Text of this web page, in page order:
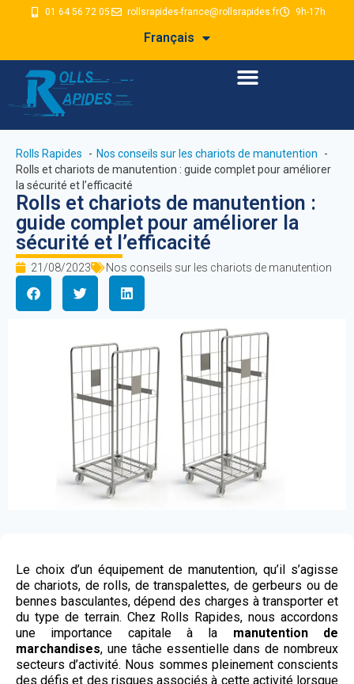
01 64 56 72 05 rollsrapides-france@rollsrapides.fr 9h-17h
Français
Rolls Rapides
Nos conseils sur les chariots de manutention
Rolls et chariots de manutention : guide complet pour améliorer
la sécurité et l’efficacité
Rolls et chariots de manutention :
guide complet pour améliorer la
sécurité et l’efficacité
21/08/2023 Nos conseils sur les chariots de manutention
Le choix d’un équipement de manutention, qu’il s’agisse
de chariots, de rolls, de transpalettes, de gerbeurs ou de
bennes basculantes, dépend des charges à transporter et
du type de terrain. Chez Rolls Rapides, nous accordons
une importance capitale à la manutention de
marchandises, une tâche essentielle dans de nombreux
secteurs d’activité. Nous sommes pleinement conscients
des défis et des risques associés à cette activité lorsque